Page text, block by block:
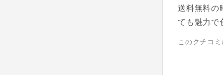
送料無料の
ても魅力で
このクチコ